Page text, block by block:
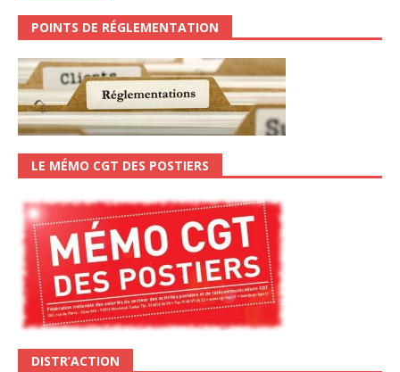
POINTS DE RÉGLEMENTATION
LE MÉMO CGT DES POSTIERS
DISTR’ACTION